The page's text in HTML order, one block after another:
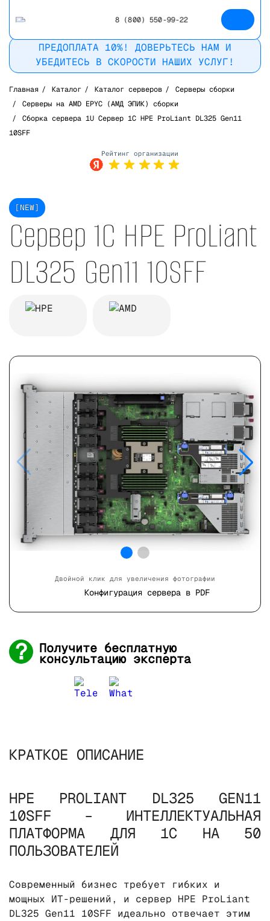
8 (800) 550-99-22
ПРЕДОПЛАТА 10%! ДОВЕРЬТЕСЬ НАМ И
УБЕДИТЕСЬ В СКОРОСТИ НАШИХ УСЛУГ!
Главная / Каталог / Каталог серверов /
Серверы сборки
/
Серверы на AMD EPYC (АМД ЭПИК) сборки
/
Сборка сервера 1U Сервер 1С HPE ProLiant DL325 Gen11
10SFF
[NEW]
Сервер 1С HPE ProLiant
DL325 Gen11 10SFF
Двойной клик для увеличения фотографии
Конфигурация сервера в PDF
Получите бесплатную
консультацию эксперта
КРАТКОЕ ОПИСАНИЕ
HPE PROLIANT DL325 GEN11
10SFF – ИНТЕЛЛЕКТУАЛЬНАЯ
ПЛАТФОРМА ДЛЯ 1С НА 50
ПОЛЬЗОВАТЕЛЕЙ
Современный бизнес требует гибких и
мощных ИТ-решений, и сервер HPE ProLiant
DL325 Gen11 10SFF идеально отвечает этим